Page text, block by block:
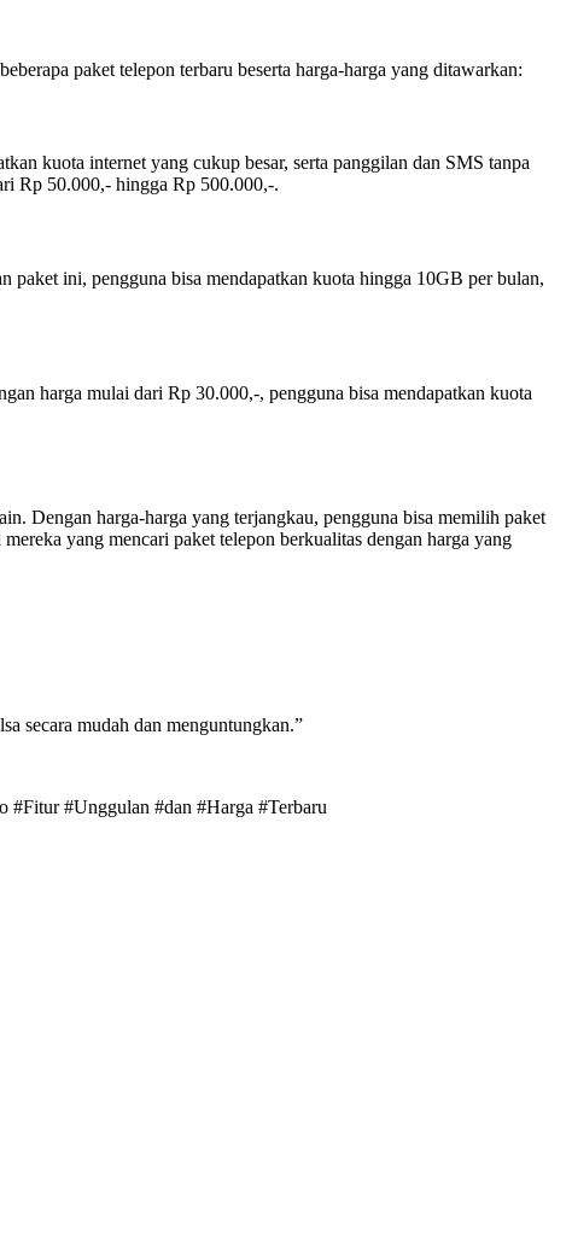
paket telepon terbaru beserta harga-harga yang ditawarkan:
kuota internet yang cukup besar, serta panggilan dan SMS tanpa
Rp 50.000,- hingga Rp 500.000,-.
paket ini, pengguna bisa mendapatkan kuota hingga 10GB per bulan,
harga mulai dari Rp 30.000,-, pengguna bisa mendapatkan kuota
Dengan harga-harga yang terjangkau, pengguna bisa memilih paket
yang mencari paket telepon berkualitas dengan harga yang
secara mudah dan menguntungkan.”
#Fitur #Unggulan #dan #Harga #Terbaru